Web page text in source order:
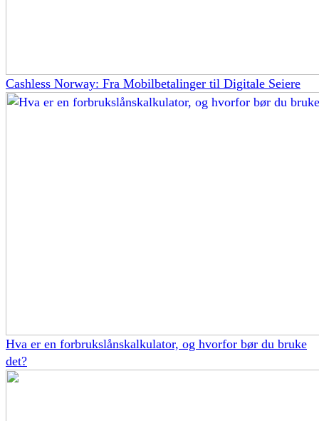
Cashless Norway: Fra Mobilbetalinger til Digitale Seiere
Hva er en forbrukslånskalkulator, og hvorfor bør du bruke
det?